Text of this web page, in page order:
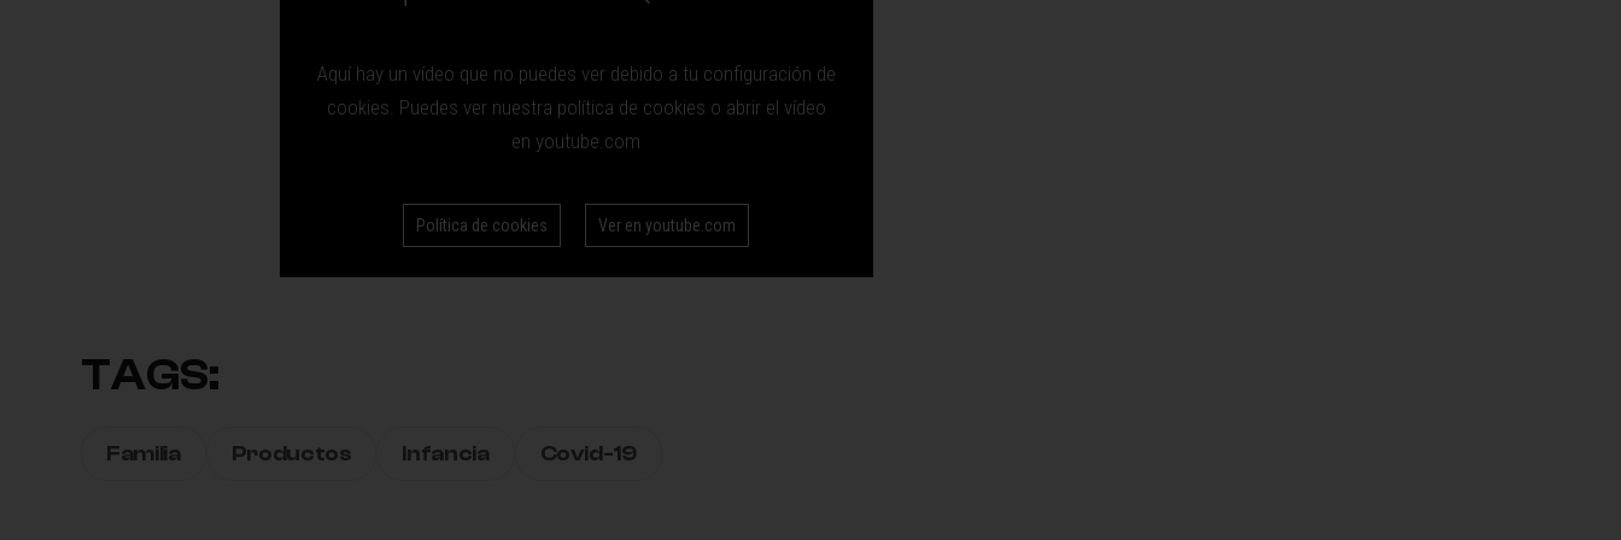
Aquí hay un vídeo que no puedes ver debido a tu configuración de
cookies. Puedes ver nuestra política de cookies o abrir el vídeo
en youtube.com
Política de cookies Ver en youtube.com
TAGS:
Familia Productos Infancia Covid-19